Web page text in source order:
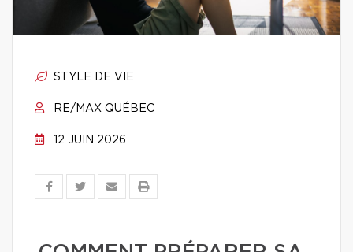
STYLE DE VIE
RE/MAX QUÉBEC
12 JUIN 2026